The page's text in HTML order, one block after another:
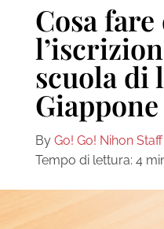
Cosa
scuola di
Giappone
By Go! Go! Nihon Staff
Tempo di lettura: 4